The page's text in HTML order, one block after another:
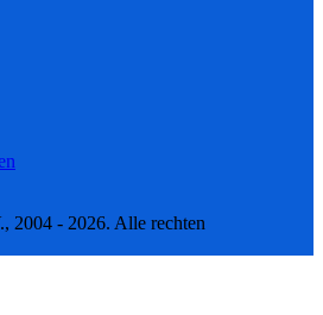
- 2026. Alle rechten